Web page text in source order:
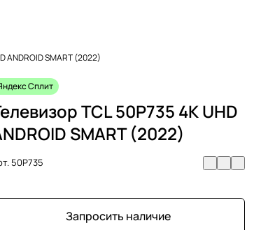
ANDROID SMART (2022)
Сплит
TCL 50P735 4K UHD
SMART (2022)
50P735
Запросить наличие